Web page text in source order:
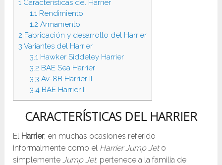
1 Características del Harrier
1.1Rendimiento
1.2 Armamento
2 Fabricación y desarrollo del Harrier
3 Variantes del Harrier
3.1Hawker Siddeley Harrier
3.2 BAE Sea Harrier
3.3 Av-8B Harrier II
3.4BAE Harrier II
CARACTERÍSTICAS DEL HARRIER
El Harrier, en muchas ocasiones referido
informalmente como el Harrier Jump Jet o
simplementeJump Jet, pertenece a la familia de